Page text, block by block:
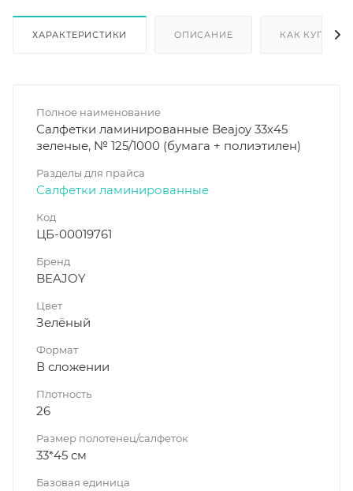
ХАРАКТЕРИСТИКИ ОПИСАНИЕ КАК КУПИТЬ
Полное наименование
Салфетки ламинированные Beajoy 33х45
зеленые, № 125/1000 (бумага + полиэтилен)
Разделы для прайса
Салфетки ламинированные
Код
ЦБ-00019761
Бренд
BEAJOY
Цвет
Зелёный
Формат
В сложении
Плотность
26
Размер полотенец/салфеток
33*45 см
Базовая единица